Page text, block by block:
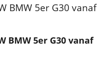
BMW 5er G30 vanaf
BMW 5er G30 vanaf